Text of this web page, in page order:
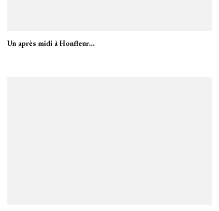
Un après midi à Honfleur…